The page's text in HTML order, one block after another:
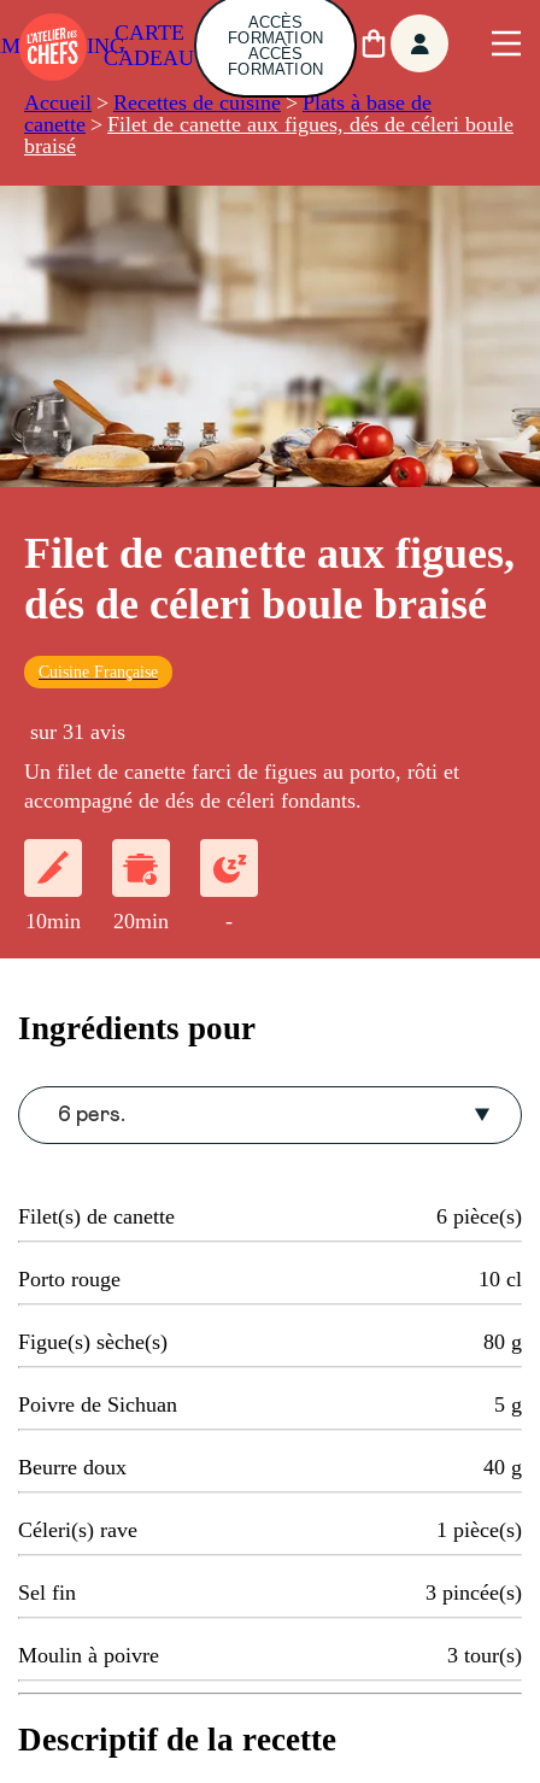
CARTE
CADEAU
ACCÈS
FORMATION
ACCÈS
FORMATION
Accueil > Recettes de cuisine > Plats à base de
canette > Filet de canette aux figues, dés de céleri boule
braisé
Filet de canette aux figues,
dés de céleri boule braisé
Cuisine Française
sur 31 avis
Un filet de canette farci de figues au porto, rôti et
accompagné de dés de céleri fondants.
10min 20min -
Ingrédients pour
6 pers.
Filet(s) de canette 6 pièce(s)
Porto rouge 10 cl
Figue(s) sèche(s) 80 g
Poivre de Sichuan 5 g
Beurre doux 40 g
Céleri(s) rave 1 pièce(s)
Sel fin 3 pincée(s)
Moulin à poivre 3 tour(s)
Descriptif de la recette